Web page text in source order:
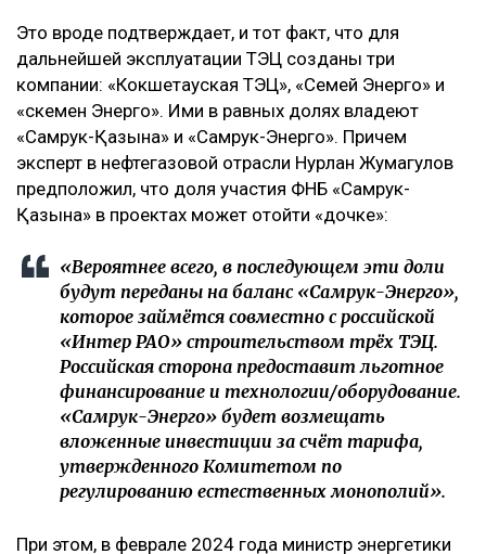
Это вроде подтверждает, и тот факт, что для
дальнейшей эксплуатации ТЭЦ созданы три
компании: «Кокшетауская ТЭЦ», «Семей Энерго» и
«Өскемен Энерго». Ими в равных долях владеют
«Самрук-Қазына» и «Самрук-Энерго». Причем
эксперт в нефтегазовой отрасли Нурлан Жумагулов
предположил, что доля участия ФНБ «Самрук-
Қазына» в проектах может отойти «дочке»:
«Вероятнее всего, в последующем эти доли
будут переданы на баланс «Самрук-Энерго»,
которое займётся совместно с российской
«Интер РАО» строительством трёх ТЭЦ.
Российская сторона предоставит льготное
финансирование и технологии/оборудование.
«Самрук-Энерго» будет возмещать
вложенные инвестиции за счёт тарифа,
утвержденного Комитетом по
регулированию естественных монополий».
При этом, в феврале 2024 года министр энергетики